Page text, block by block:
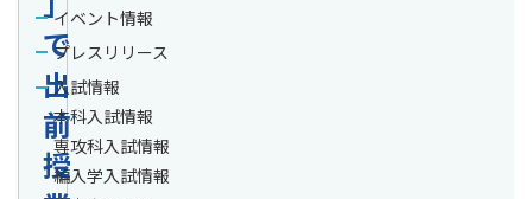
で
出
前
授
イベント情報
プレスリリース
入試情報
本科入試情報
専攻科入試情報
編入学入試情報